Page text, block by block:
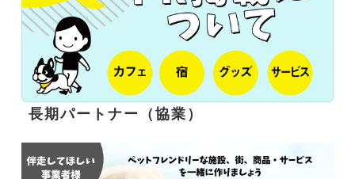
長期パートナー（協業）